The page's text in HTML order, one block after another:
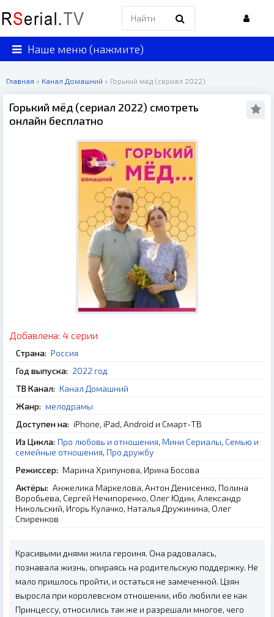
Наше меню (нажмите)
Главная » Канал Домашний » Горький мёд (сериал 2022)
Горький мёд (сериал 2022) смотреть
онлайн бесплатно
Добавлена: 4 серии
Страна: Россия
Год выпуска: 2022 год
ТВ Канал: Канал Домашний
Жанр: мелодрамы
Доступен на: iPhone, iPad, Android и Смарт-ТВ
Из Цикла: Про любовь и отношения, Мини Сериалы, Семью и
семейные отношения, Про дружбу
Режиссер: Марина Хрипунова, Ирина Босова
Актёры: Анжелика Маркелова, Антон Денисенко, Полина
Воробьева, Сергей Нечипоренко, Олег Юдин, Александр
Никольский, Игорь Кулачко, Наталья Дружинина, Олег
Спиренков
Красивыми днями жила героиня. Она радовалась,
познавала жизнь, опираясь на родительскую поддержку. Не
мало пришлось пройти, и остаться не замеченной. Цзян
выросла при королевском отношении, ибо любили ее как
Принцессу, относились так же и разрешали многое, чего